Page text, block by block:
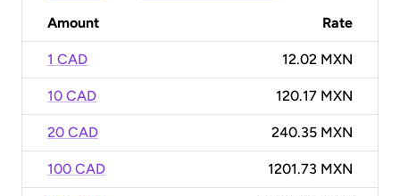
Amount Rate
1 CAD 12.02 MXN
10 CAD 120.17 MXN
20 CAD 240.35 MXN
100 CAD 1201.73 MXN